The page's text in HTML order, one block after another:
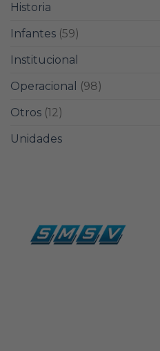
Historia
Infantes (59)
Institucional
Operacional
(98)
Otros (12)
Unidades